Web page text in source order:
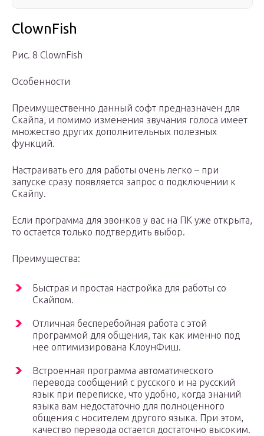
ClownFish
Рис. 8 ClownFish
Особенности
Преимущественно данный софт предназначен для
Скайпа, и помимо изменения звучания голоса имеет
множество других дополнительных полезных
функций.
Настраивать его для работы очень легко – при
запуске сразу появляется запрос о подключении к
Скайпу.
Если программа для звонков у вас на ПК уже открыта,
то остается только подтвердить выбор.
Преимущества:
Быстрая и простая настройка для работы со
Скайпом.
Отличная бесперебойная работа с этой
программой для общения, так как именно под
нее оптимизирована КлоунФиш.
Встроенная программа автоматического
перевода сообщений с русского и на русский
язык при переписке, что удобно, когда знаний
языка вам недостаточно для полноценного
общения с носителем другого языка. При этом,
качество перевода остается достаточно высоким.